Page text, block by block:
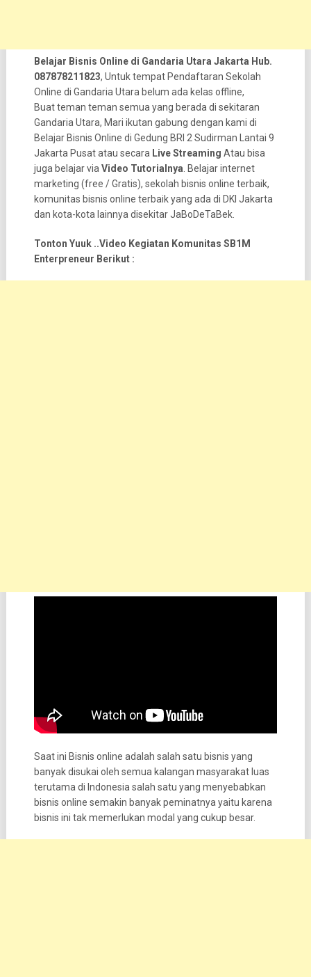
Belajar Bisnis Online di Gandaria Utara Jakarta Hub.
087878211823, Untuk tempat Pendaftaran Sekolah
Online di Gandaria Utara belum ada kelas offline,
Buat teman teman semua yang berada di sekitaran
Gandaria Utara, Mari ikutan gabung dengan kami di
Belajar Bisnis Online di Gedung BRI 2 Sudirman Lantai 9
Jakarta Pusat atau secara Live Streaming Atau bisa
juga belajar via Video Tutorialnya . Belajar internet
marketing (free / Gratis), sekolah bisnis online terbaik,
komunitas bisnis online terbaik yang ada di DKI Jakarta
dan kota-kota lainnya disekitar JaBoDeTaBek.
Tonton Yuuk ..Video Kegiatan Komunitas SB1M
Enterpreneur Berikut :
Saat ini Bisnis online adalah salah satu bisnis yang
banyak disukai oleh semua kalangan masyarakat luas
terutama di Indonesia salah satu yang menyebabkan
bisnis online semakin banyak peminatnya yaitu karena
bisnis ini tak memerlukan modal yang cukup besar.